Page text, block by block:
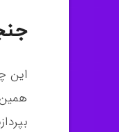
این